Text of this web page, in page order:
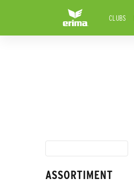
CLUBS
ASSORTIMENT